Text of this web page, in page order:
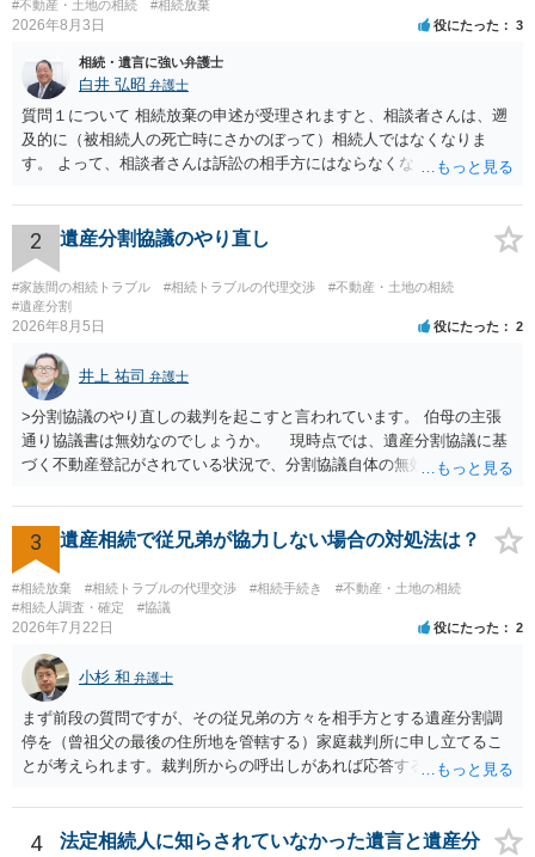
#不動産・土地の相続 #相続放棄
2026年8月3日 役にたった 3
相続・遺言に強い弁護士
白井 弘昭 弁護士
質問１について 相続放棄の申述が受理されますと、相談者さんは、遡
及的に（被相続人の死亡時にさかのぼって）相続人ではなくなりま
す。 よって、相談者さんは訴訟の相手方にはならなくなるので（明け
理証明を家庭裁判所で取得し、コピーを答弁書に添えて裁判所に提出
してください。 質問２について 請求棄却を求める答弁書を提出すれ
ば、第１回期日は出席する必要がありません。その日は差支え（用事
があり出席できない）との記載で十分です。 質問３について 弁護士で
はないので、ｍｉｎｔｓでの提出の必要は無いと思います。郵送（期
限までに届けばよい）で十分です。 詳細は、書面記載の裁判所書記官
にお問い合わせください。 以上、ご参考まで。
2 遺産分割協議のやり直し
#家族間の相続トラブル #相続トラブルの代理交渉
#不動産・土地の相続
#遺産分割
2026年8月5日 役にたった 2
井上 祐司 弁護士
>分割協議のやり直しの裁判を起こすと言われています。 伯母の主張
通り協議書は無効なのでしょうか。 現時点では、遺産分割協議に基
づく不動産登記がされている状況で、分割協議自体の無効を裁判所が
方の訴訟の主張及び立証次第ですが、 ・御祖母様の認知能力に関する
医師の意見書、筆跡鑑定 が提出されればその効力が否定される可能性
はありますが、 ・伯母様自身が分割協議に加わっていること ・御祖母
様の意に反する遺産分割協議を行う実益が誰にあったかの立証が困難
であること からすると、実際に遺産分割協議の効力が否定される可能
性はそれほど高くない（立証のハードルは非常に高い）ということが
言えると思います。
3 遺産相続で従兄弟が協力しない場合の対処法は？
#相続放棄 #相続トラブルの代理交渉 #相続手続き
#不動産・土地の相続
#相続人調査・確定
#協議
2026年7月22日 役にたった 2
小杉 和 弁護士
まず前段の質問ですが、その従兄弟の方々を相手方とする遺産分割調
停を（曾祖父の最後の住所地を管轄する）家庭裁判所に申し立てるこ
とが考えられます。裁判所からの呼出しがあれば応答する可能性がま
能と思われます。時間が思った以上にないので必要書類をてきぱきと
揃える必要があります。その点是非御注意ください。
4
法定相続人に知らされていなかった遺言と遺産分